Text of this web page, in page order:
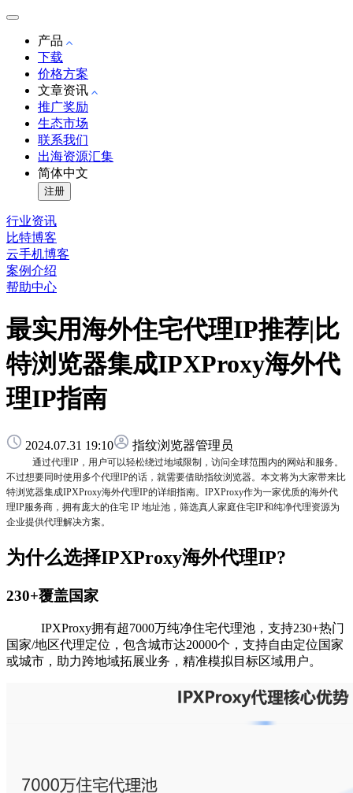
产品
下载
价格方案
文章资讯
推广奖励
生态市场
联系我们
出海资源汇集
简体中文
注册
行业资讯
比特博客
云手机博客
案例介绍
帮助中心
最实用海外住宅代理IP推荐|比
特浏览器集成IPXProxy海外代
理IP指南
2024.07.31 19:10 指纹浏览器管理员
通过代理IP，用户可以轻松绕过地域限制，访问全球范围内的网站和服务。
不过想要同时使用多个代理IP的话，就需要借助指纹浏览器。本文将为大家带来比
特浏览器集成IPXProxy海外代理IP的详细指南。IPXProxy作为一家优质的海外代
理IP服务商，拥有庞大的住宅 IP 地址池，筛选真人家庭住宅IP和纯净代理资源为
企业提供代理解决方案。
为什么选择IPXProxy海外代理IP?
230+覆盖国家
IPXProxy拥有超7000万纯净住宅代理池，支持230+热门
国家/地区代理定位，包含城市达20000个，支持自由定位国家
或城市，助力跨地域拓展业务，精准模拟目标区域用户。